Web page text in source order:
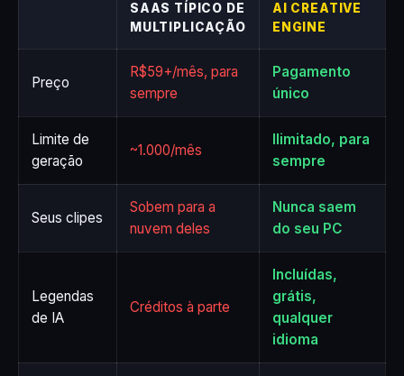
SAAS TÍPICO DE
MULTIPLICAÇÃO
AI CREATIVE
ENGINE
Preço
R$59+/mês, para
sempre
Pagamento
único
Limite de
geração
~1.000/mês
Ilimitado, para
sempre
Seus clipes
Sobem para a
nuvem deles
Nunca saem
do seu PC
Legendas
de IA
Créditos à parte
Incluídas,
grátis,
qualquer
idioma